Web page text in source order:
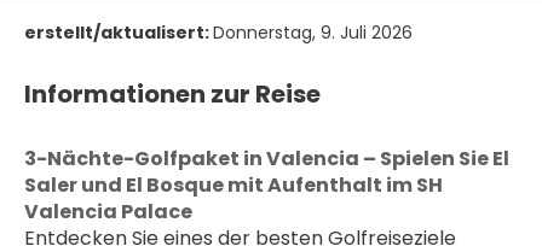
erstellt/aktualisert:Donnerstag, 9. Juli 2026
Informationen zur Reise
3-Nächte-Golfpaket in Valencia – Spielen Sie El
Saler und El Bosque mit Aufenthalt im SH
Valencia Palace
Entdecken Sie eines der besten Golfreiseziele